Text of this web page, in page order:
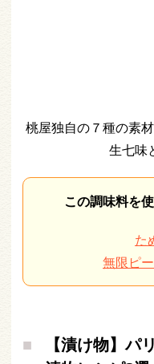
桃屋独自の７種の素
生七味
この調味料を
た
無限ピ
【漬け物】パ